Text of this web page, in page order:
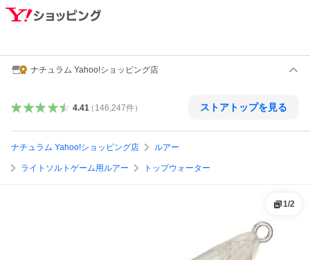
ナチュラム Yahoo!ショッピング店
4.41（ 146,247件） ストアトップを見る
ナチュラム Yahoo!ショッピング店 ルアー
ライトソルトゲーム用ルアー トップウォーター
1/2